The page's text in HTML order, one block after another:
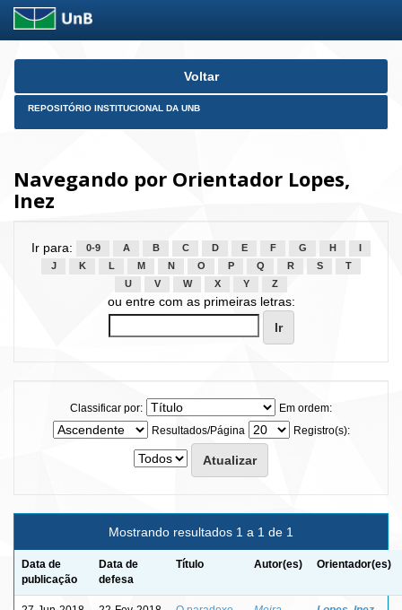
Skip
Voltar
REPOSITÓRIO INSTITUCIONAL DA UNB
Navegando por Orientador Lopes,
Inez
Ir para: 0-9 A B C D E F G H
J
K L M N O P Q R S
T
U
V W X Y Z
ou entre com as primeiras letras:
Classificar por:
Em ordem:
Resultados/Página
Registro(s):
Mostrando resultados 1 a 1 de 1
Data de
publicação
Data de
defesa
Título Autor(es) Orientador(es)